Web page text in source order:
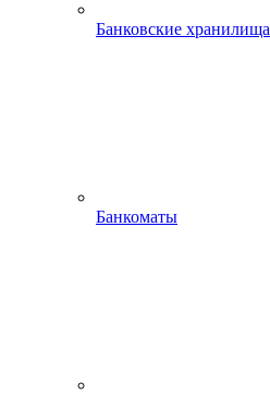
Банковские хранилища
Банкоматы